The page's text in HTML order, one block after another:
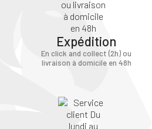
Expédition
En click and collect (2h) ou
livraison à domicile en 48h